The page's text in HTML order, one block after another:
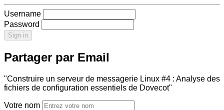
Username
Password
Sign in
Partager par Email
"Construire un serveur de messagerie Linux #4 : Analyse des
fichiers de configuration essentiels de Dovecot"
Votre nom